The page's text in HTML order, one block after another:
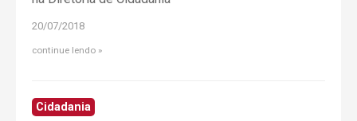
20/07/2018
continue lendo
Cidadania